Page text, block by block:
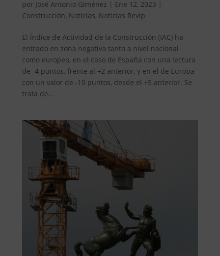
por José Antonio Giménez | Ene 12, 2023 |
Construcción, Noticias, Noticias Revip
El Índice de Actividad de la Construcción (IAC) ha
entrado en zona negativa tanto a nivel nacional
como europeo, en el caso de España con una lectura
de -4 puntos, frente al +2 anterior, y en el de Europa
con un valor de -10 puntos, desde el +5 anterior. Se
trata de...